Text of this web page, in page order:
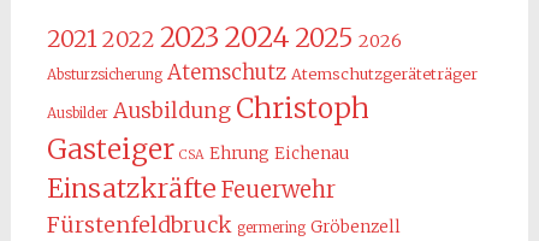
20212022 2023 2024 2025 2026
Absturzsicherung Atemschutz Atemschutzgeräteträger
Ausbilder Ausbildung Christoph
Gasteiger CSA Ehrung Eichenau
Einsatzkräfte Feuerwehr
Fürstenfeldbruck germering Gröbenzell